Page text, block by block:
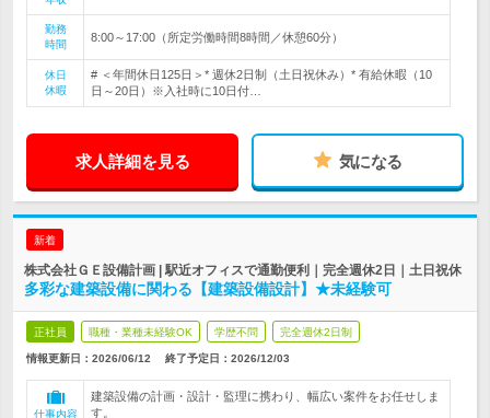
勤務
時間
8:00～17:00（所定労働時間8時間／休憩60分）
休日
休暇
# ＜年間休日125日＞* 週休2日制（土日祝休み）* 有給休暇（10
日～20日）※入社時に10日付…
求人詳細を見る 気になる
新着
株式会社ＧＥ設備計画 | 駅近オフィスで通勤便利｜完全週休2日｜土日祝休
多彩な建築設備に関わる【建築設備設計】★未経験可
正社員 職種・業種未経験OK 学歴不問 完全週休2日制
情報更新日：2026/06/12 終了予定日： 2026/12/03
仕事内容
建築設備の計画・設計・監理に携わり、幅広い案件をお任せしま
す。